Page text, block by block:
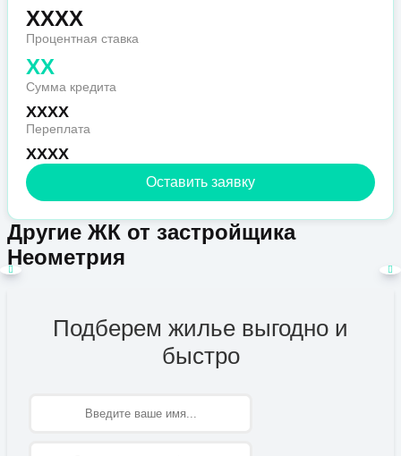
XXXX
Процентная ставка
XX
Сумма кредита
XXXX
Переплата
XXXX
Оставить заявку
Другие ЖК от застройщика
Неометрия
Подберем жилье выгодно и
быстро